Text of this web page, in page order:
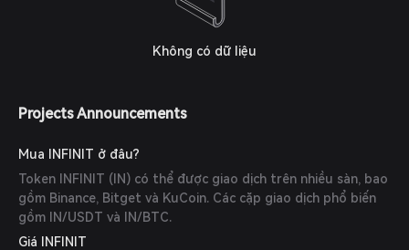
Không có dữ liệu
Projects Announcements
Mua INFINIT ở đâu?
Token INFINIT (IN) có thể được giao dịch trên nhiều sàn, bao
gồm Binance, Bitget và KuCoin. Các cặp giao dịch phổ biến
gồm IN/USDT và IN/BTC.
Giá INFINIT